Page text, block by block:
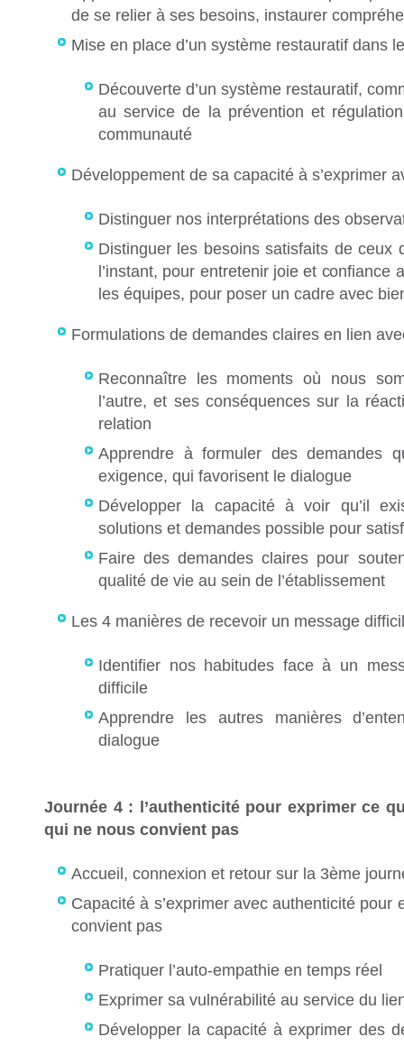
de se relier à ses besoins, instaurer
Mise en place d’un système restauratif dans
Découverte d’un système restauratif,
au service de la prévention et
communauté
Développement de sa capacité à s’exprimer
Distinguer nos interprétations des
Distinguer les besoins satisfaits de ceux
l’instant, pour entretenir joie et confiance
les équipes, pour poser un cadre avec
Formulations de demandes claires en lien
Reconnaître les moments où nous
l’autre, et ses conséquences sur la
relation
Apprendre à formuler des demandes
exigence, qui favorisent le dialogue
Développer la capacité à voir qu’il
solutions et demandes possible pour
Faire des demandes claires pour
qualité de vie au sein de l’établissement
Les 4 manières de recevoir un message
Identifier nos habitudes face à un
difficile
Apprendre les autres manières
dialogue
Journée 4 : l’authenticité pour exprimer ce
qui ne nous convient pas
Accueil, connexion et retour sur la 3ème
Capacité à s’exprimer avec authenticité pour
convient pas
Pratiquer l’auto-empathie en temps réel
Exprimer sa vulnérabilité au service du
Développer la capacité à exprimer des